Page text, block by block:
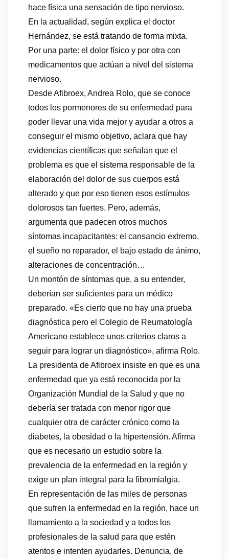
hace física una sensación de tipo nervioso.
En la actualidad, según explica el doctor
Hernández, se está tratando de forma mixta.
Por una parte: el dolor físico y por otra con
medicamentos que actúan a nivel del sistema
nervioso.
Desde Afibroex, Andrea Rolo, que se conoce
todos los pormenores de su enfermedad para
poder llevar una vida mejor y ayudar a otros a
conseguir el mismo objetivo, aclara que hay
evidencias científicas que señalan que el
problema es que el sistema responsable de la
elaboración del dolor de sus cuerpos está
alterado y que por eso tienen esos estímulos
dolorosos tan fuertes. Pero, además,
argumenta que padecen otros muchos
síntomas incapacitantes: el cansancio extremo,
el sueño no reparador, el bajo estado de ánimo,
alteraciones de concentración…
Un montón de síntomas que, a su entender,
deberían ser suficientes para un médico
preparado. «Es cierto que no hay una prueba
diagnóstica pero el Colegio de Reumatología
Americano establece unos criterios claros a
seguir para lograr un diagnóstico», afirma Rolo.
La presidenta de Afibroex insiste en que es una
enfermedad que ya está reconocida por la
Organización Mundial de la Salud y que no
debería ser tratada con menor rigor que
cualquier otra de carácter crónico como la
diabetes, la obesidad o la hipertensión. Afirma
que es necesario un estudio sobre la
prevalencia de la enfermedad en la región y
exige un plan integral para la fibromialgia.
En representación de las miles de personas
que sufren la enfermedad en la región, hace un
llamamiento a la sociedad y a todos los
profesionales de la salud para que estén
atentos e intenten ayudarles. Denuncia, de